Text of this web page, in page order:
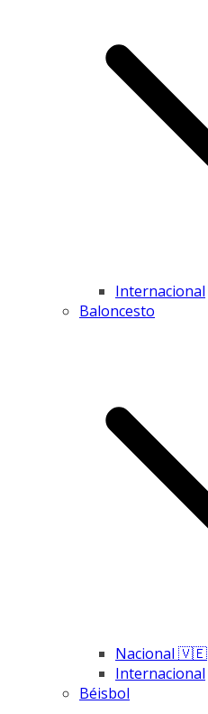
Internacional
Baloncesto
Nacional 🇻🇪
Internacional
Béisbol